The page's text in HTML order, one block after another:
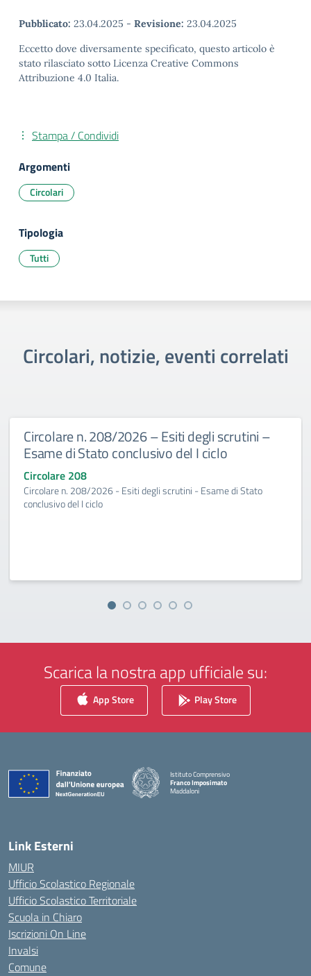
Pubblicato: 23.04.2025 - Revisione: 23.04.2025
Eccetto dove diversamente specificato, questo articolo è
stato rilasciato sotto Licenza Creative Commons
Attribuzione 4.0 Italia.
Stampa / Condividi
Argomenti
Circolari
Tipologia
Tutti
Circolari, notizie, eventi correlati
Circolare n. 208/2026 – Esiti degli scrutini –
Esame di Stato conclusivo del I ciclo
Circolare 208
Circolare n. 208/2026 - Esiti degli scrutini - Esame di Stato
conclusivo del I ciclo
Scarica la nostra app ufficiale su:
App Store Play Store
Istituto Comprensivo
Franco Imposimato
Maddaloni
Link Esterni
MIUR
Ufficio Scolastico Regionale
Ufficio Scolastico Territoriale
Scuola in Chiaro
Iscrizioni On Line
Invalsi
Comune